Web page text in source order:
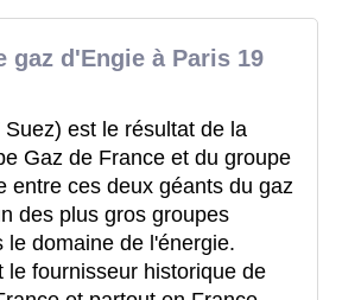
gaz d'Engie à Paris 19
est le résultat de la
Gaz de France et du groupe
entre ces deux géants du gaz
des plus gros groupes
le domaine de l'énergie.
le fournisseur historique de